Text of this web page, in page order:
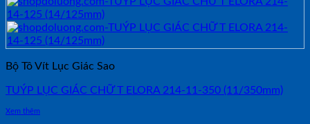
Bộ Tô Vít Lục Giác Sao
TUÝP LỤC GIÁC CHỮ T ELORA 214-11-350 (11/350mm)
Xem thêm